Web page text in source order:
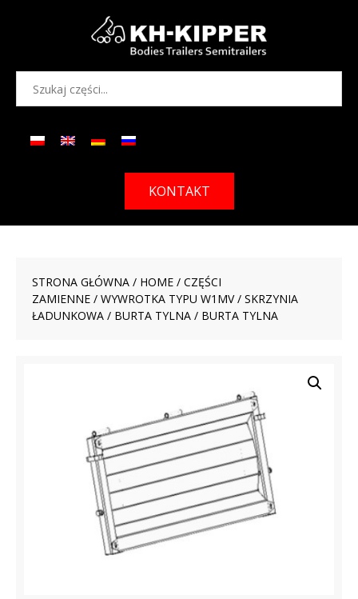
KONTAKT
STRONA GŁÓWNA / HOME / CZĘŚCI
ZAMIENNE / WYWROTKA TYPU W1MV/ SKRZYNIA
ŁADUNKOWA / BURTA TYLNA / BURTA TYLNA